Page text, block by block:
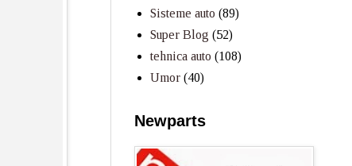
Sisteme auto (89)
Super Blog (52)
tehnica auto (108)
Umor (40)
Newparts